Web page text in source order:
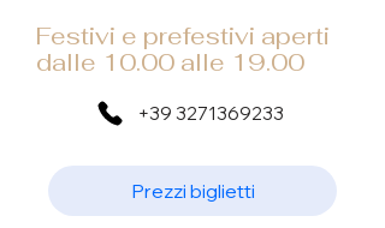
Festivi e prefestivi aperti
dalle 10.00 alle 19.00
+39 3271369233
Prezzi biglietti